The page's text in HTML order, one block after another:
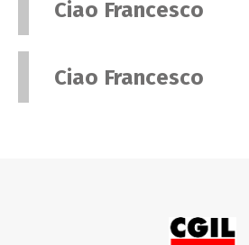
Ciao Francesco
Ciao Francesco